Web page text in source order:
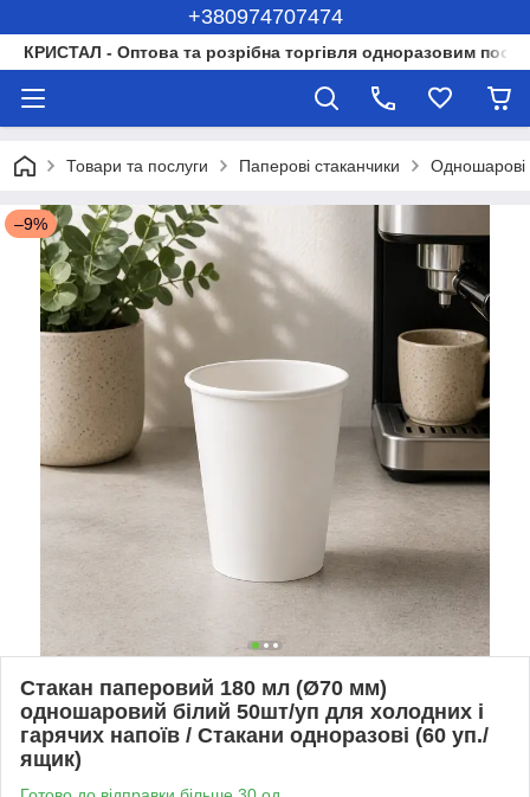
+380974707474
КРИСТАЛ - Оптова та розрібна торгівля одноразовим
Товари та послуги Паперові стаканчики Одношарові
–9%
Стакан паперовий 180 мл (Ø70 мм)
одношаровий білий 50шт/уп для холодних і
гарячих напоїв / Стакани одноразові (60 уп./
ящик)